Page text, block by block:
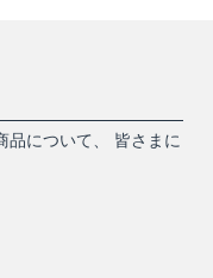
品について、 皆さまに